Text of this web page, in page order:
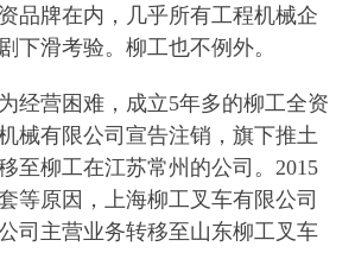
品牌在内，几乎所有工程机械企
下滑考验。柳工也不例外。
营困难，成立5年多的柳工全资
械有限公司宣告注销，旗下推土
至柳工在江苏常州的公司。2015
等原因，上海柳工叉车有限公司
司主营业务转移至山东柳工叉车